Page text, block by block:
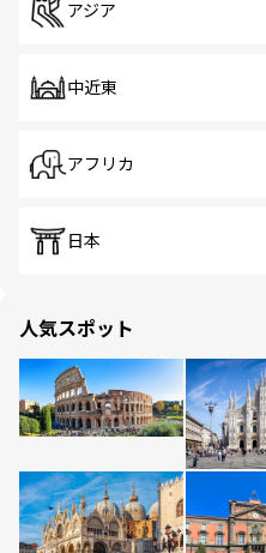
アジア
中近東
アフリカ
日本
人気スポット